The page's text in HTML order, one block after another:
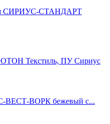
СИРИУС-СТАНДАРТ
Текстиль, ПУ Сириус
ВЕСТ-ВОРК бежевый с...